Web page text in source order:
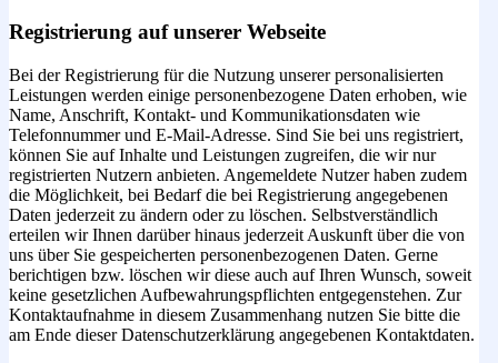
Registrierung auf unserer Webseite
Bei der Registrierung für die Nutzung unserer personalisierten
Leistungen werden einige personenbezogene Daten erhoben, wie
Name, Anschrift, Kontakt- und Kommunikationsdaten wie
Telefonnummer und E-Mail-Adresse. Sind Sie bei uns registriert,
können Sie auf Inhalte und Leistungen zugreifen, die wir nur
registrierten Nutzern anbieten. Angemeldete Nutzer haben zudem
die Möglichkeit, bei Bedarf die bei Registrierung angegebenen
Daten jederzeit zu ändern oder zu löschen. Selbstverständlich
erteilen wir Ihnen darüber hinaus jederzeit Auskunft über die von
uns über Sie gespeicherten personenbezogenen Daten. Gerne
berichtigen bzw. löschen wir diese auch auf Ihren Wunsch, soweit
keine gesetzlichen Aufbewahrungspflichten entgegenstehen. Zur
Kontaktaufnahme in diesem Zusammenhang nutzen Sie bitte die
am Ende dieser Datenschutzerklärung angegebenen Kontaktdaten.